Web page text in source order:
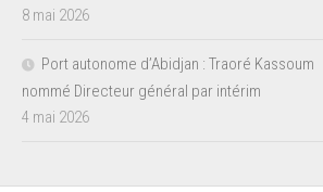
8 mai 2026
Port autonome d’Abidjan : Traoré Kassoum
nommé Directeur général par intérim
4 mai 2026